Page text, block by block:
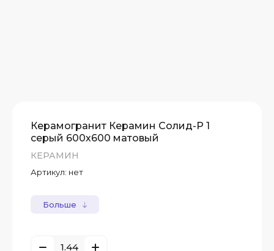
Керамогранит Керамин Солид-Р 1
серый 600х600 матовый
КЕРАМИН
Артикул: нет
Больше